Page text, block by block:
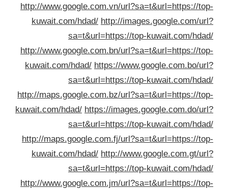
http://www.google.com.vn/url?sa=t&url=https://
kuwait.com/hdad/ http://images.google.com/
sa=t&url=https://top-kuwait.com/
http://www.google.com.bn/url?sa=t&url=https://
kuwait.com/hdad/ https://www.google.com.bo/
sa=t&url=https://top-kuwait.com/
http://maps.google.com.bz/url?sa=t&url=https://
kuwait.com/hdad/ https://images.google.com.do/
sa=t&url=https://top-kuwait.com/
http://maps.google.com.fj/url?sa=t&url=https://
kuwait.com/hdad/ http://www.google.com.gt/
sa=t&url=https://top-kuwait.com/
http://www.google.com.jm/url?sa=t&url=https://